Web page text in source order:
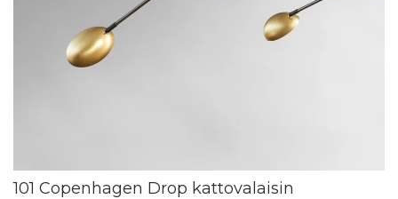
101 Copenhagen Drop kattovalaisin